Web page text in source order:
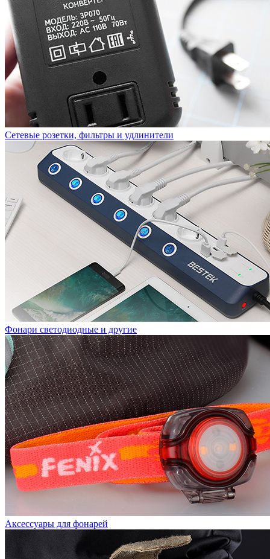
Сетевые розетки, фильтры и удлинители
Фонари светодиодные и другие
Аксессуары для фонарей